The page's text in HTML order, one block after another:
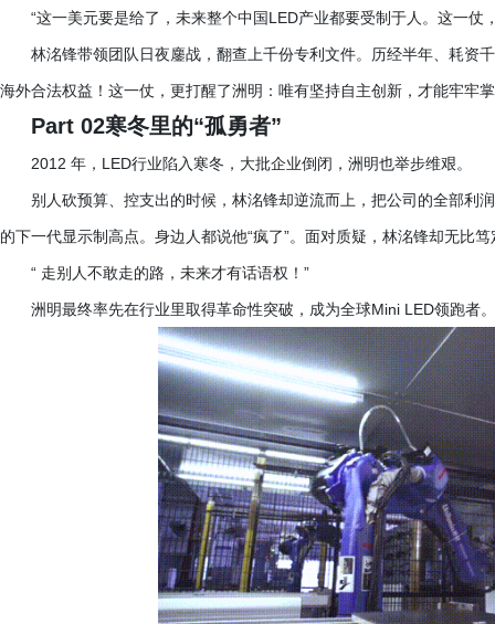
“这一美元要是给了，未来整个中国LED产业都要受制于人。这一仗
林洺锋带领团队日夜鏖战，翻查上千份专利文件。历经半年、耗资
海外合法权益！这一仗，更打醒了洲明：唯有坚持自主创新，才能牢牢
Part 02寒冬里的“孤勇者”
2012 年，LED行业陷入寒冬，大批企业倒闭，洲明也举步维艰。
别人砍预算、控支出的时候，林洺锋却逆流而上，把公司的全部利
的下一代显示制高点。身边人都说他“疯了”。面对质疑，林洺锋却无比笃
“ 走别人不敢走的路，未来才有话语权！”
洲明最终率先在行业里取得革命性突破，成为全球Mini LED领跑者。